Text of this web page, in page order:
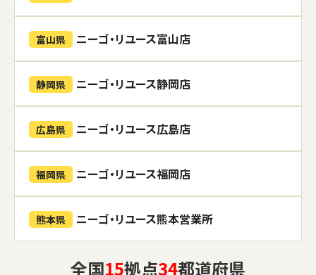
富山県 ニーゴ・リユース富山店
静岡県 ニーゴ・リユース静岡店
広島県 ニーゴ・リユース広島店
福岡県 ニーゴ・リユース福岡店
熊本県 ニーゴ・リユース熊本営業所
全国15拠点34都道府県